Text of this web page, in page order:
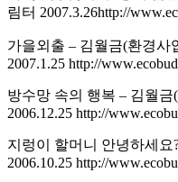
림터 2007.3.26http://
가을외출 – 김월금(환경사
2007.1.25 http://
방수망 속의 행복 – 김월
2006.12.25 http://
지렁이 할머니 안녕하세
2006.10.25 http://